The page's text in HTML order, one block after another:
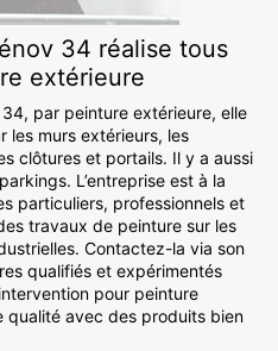
34 réalise tous
extérieure
par peinture extérieure, elle
les murs extérieurs, les
clôtures et portails. Il y a aussi
L’entreprise est à la
particuliers, professionnels et
travaux de peinture sur les
Contactez-la via son
qualifiés et expérimentés
pour peinture
qualité avec des produits bien